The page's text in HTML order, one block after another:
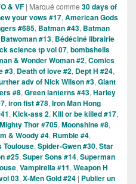
& VF | Marqué comme 30 days of
your vows #17, American Gods
#685, Batman #43, Batman
Batwoman #13, Bédéciné librairie
science tp vol 07, bombshells
& Wonder Woman #2, Comics
#3, Death of love #2, Dept H #24,
adv of Nick Wilson #3, Giant
#8, Green lanterns #43, Harley
, iron fist #78, Iron Man Hong
, Kick-ass 2, Kill or be killed #17,
Mighty Thor #705, Moonshine #8,
& Woody #4, Rumble #4,
Toulouse, Spider-Gwen #30, Star
#25, Super Sons #14, Superman
, Vampirella #11, Weapon H
03, X-Men Gold #24 | Publier un